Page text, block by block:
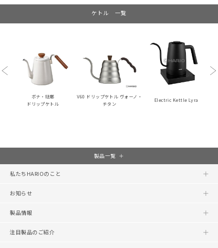
ケトル 一覧
Previous
ボナ・琺瑯
ドリップケトル
V60 ドリップケトル ヴォーノ・
チタン
Electric Kettle Lyra
製品一覧
私たちHARIOのこと
お知らせ
製品情報
注目製品のご紹介